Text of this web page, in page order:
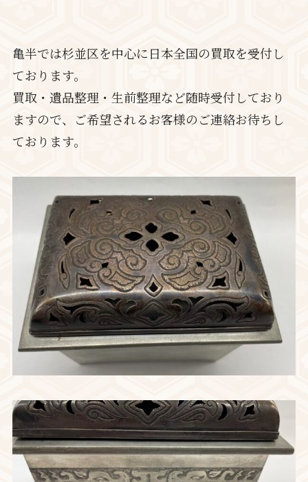
亀半では杉並区を中心に日本全国の買取を受付し
ております。
買取・遺品整理・生前整理など随時受付しており
ますので、ご希望されるお客様のご連絡お待ちし
ております。